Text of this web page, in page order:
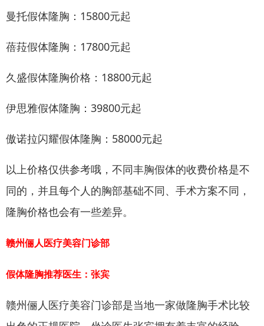
曼托假体隆胸：15800元起
蓓菈假体隆胸：17800元起
久盛假体隆胸价格：18800元起
伊思雅假体隆胸：39800元起
傲诺拉闪耀假体隆胸：58000元起
以上价格仅供参考哦，不同丰胸假体的收费价格是不
同的，并且每个人的胸部基础不同、手术方案不同，
隆胸价格也会有一些差异。
赣州俪人医疗美容门诊部
假体隆胸推荐医生：张宾
赣州俪人医疗美容门诊部是当地一家做隆胸手术比较